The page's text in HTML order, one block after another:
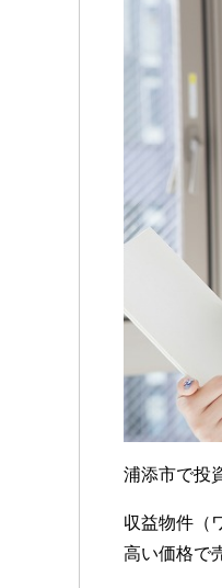
浦添市で投
収益物件（
高い価格で